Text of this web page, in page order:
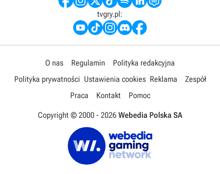
tvgry.pl:
O nas Regulamin
Polityka redakcyjna
Polityka prywatności Ustawienia cookies Reklama
Zespół
Praca
Kontakt Pomoc
Copyright © 2000 - 2026 Webedia Polska SA